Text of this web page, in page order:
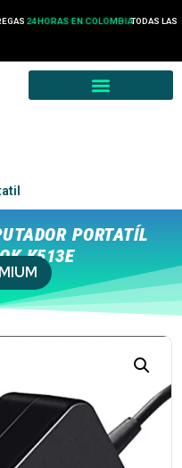
24 HORAS EN COLOMBIATODAS LAS
PORTATÍL
K513E